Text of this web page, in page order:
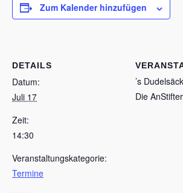
Zum Kalender hinzufügen
DETAILS
Datum:
Juli 17
Zeit:
14:30
Veranstaltungskategorie:
Termine
’s
Die AnStifter